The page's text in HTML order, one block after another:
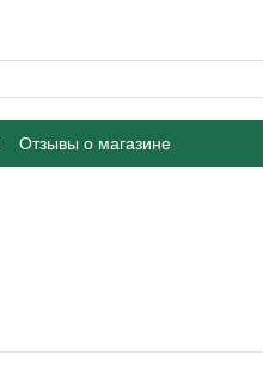
Отзывы о магазине